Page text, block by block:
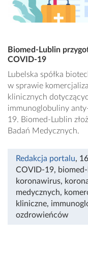
Biomed-Lublin
COVID-19
Lubelska spółka
w sprawie
klinicznych
immunoglobuliny
19. Biomed-Lublin
Badań Medycznych.
Redakcja portalu,
COVID-19,
koronawirus,
medycznych,
kliniczne,
ozdrowieńców